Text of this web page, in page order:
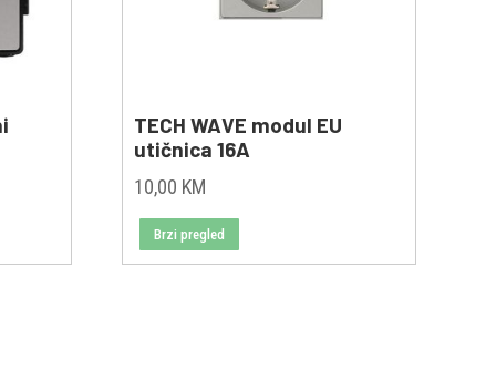
TECH WAVE modul EU
utičnica 16A
10,00 KM
Brzi pregled